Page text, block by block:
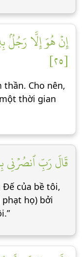
إِنۡ هُوَ إِلَّا رَجُلُۢ
[٢٥]
thần. Cho nên,
thời gian
قَالَ رَبِّ ٱنصُرۡنِي
Đế của bề tôi,
họ) bởi